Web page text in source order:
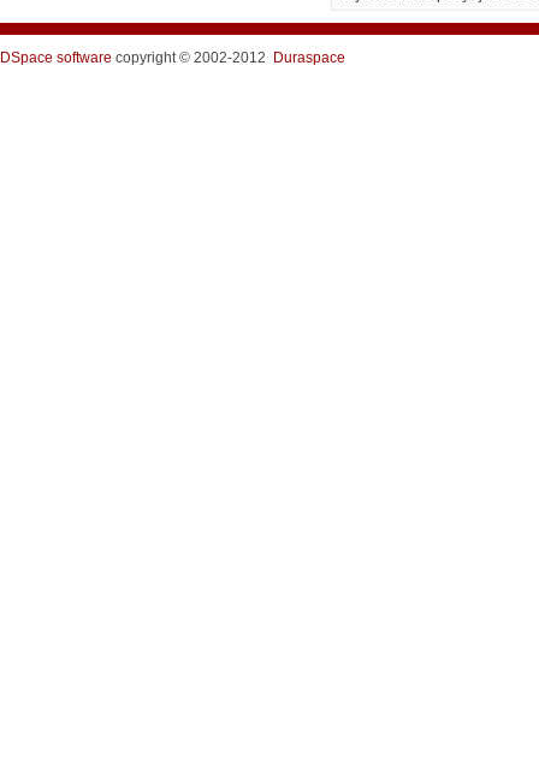
DSpace software copyright © 2002-2012 Duraspace